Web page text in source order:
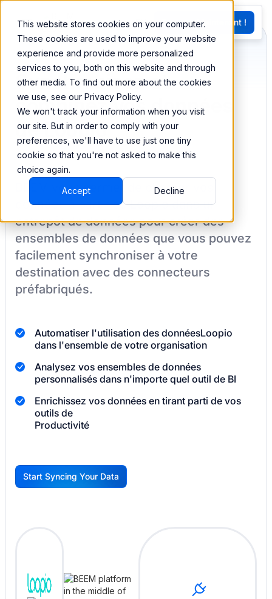
This website stores cookies on your computer.
These cookies are used to improve your website
experience and provide more personalized
services to you, both on this website and through
other media. To find out more about the cookies
we use, see our Privacy Policy.
We won't track your information when you visit
our site. But in order to comply with your
preferences, we'll have to use just one tiny
cookie so that you're not asked to make this
choice again.
Accept Decline
EN
G
Essayez Maintenant !
Synchronisez et
combinez vos données
de Loopio
BEEM vous permet de charger vos
données à partir deLoopiodans un
entrepôt de données pour créer des
ensembles de données que vous pouvez
facilement synchroniser à votre
destination avec des connecteurs
préfabriqués.
Automatiser l'utilisation des donnéesLoopio
dans l'ensemble de votre organisation
Analysez vos ensembles de données
personnalisés dans n'importe quel outil de BI
Enrichissez vos données en tirant parti de vos
outils de
Productivité
G
Start Syncing Your Data